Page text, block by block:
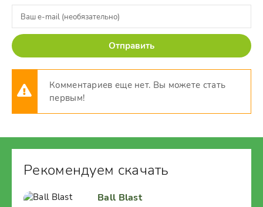
Отправить
Комментариев еще нет. Вы можете стать
первым!
Рекомендуем скачать
Ball Blast